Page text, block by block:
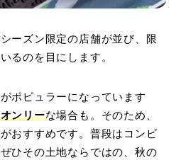
ーズン限定の店舗が並び、限
るのを目にします。
ポピュラーになっています
ンリーな場合も。そのため、
おすすめです。普段はコンビ
ひその土地ならではの、秋の